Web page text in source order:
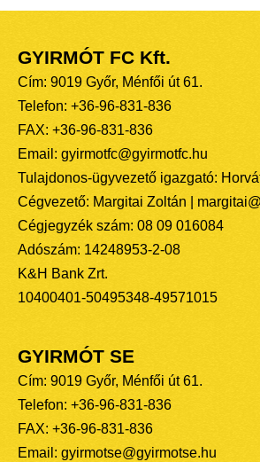
GYIRMÓT FC Kft.
Cím: 9019 Győr, Ménfői út 61.
Telefon: +36-96-831-836
FAX: +36-96-831-836
Email: gyirmotfc@gyirmotfc.hu
Tulajdonos-ügyvezető igazgató:
Cégvezető: Margitai Zoltán |
Cégjegyzék szám: 08 09 016084
Adószám: 14248953-2-08
K&H Bank Zrt.
10400401-50495348-49571015
GYIRMÓT SE
Cím: 9019 Győr, Ménfői út 61.
Telefon: +36-96-831-836
FAX: +36-96-831-836
Email: gyirmotse@gyirmotse.hu